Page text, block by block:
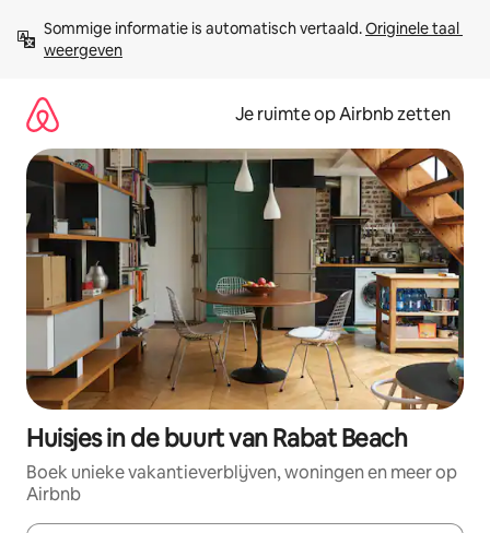
direct
naar
Sommige informatie is automatisch vertaald. Originele taal
weergeven
Je ruimte op Airbnb zetten
Huisjes in de buurt van Rabat Beach
Boek unieke vakantieverblijven, woningen en meer op
Airbnb